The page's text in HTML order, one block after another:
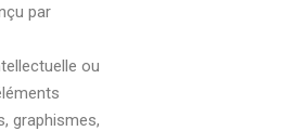
par
ou
graphismes,